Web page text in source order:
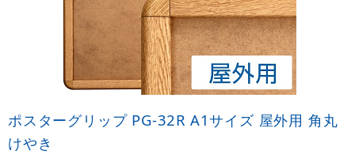
ポスターグリップ PG-32R A1サイズ 屋外用 角丸
けやき